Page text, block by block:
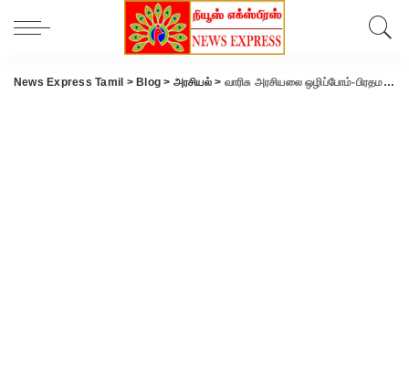
News Express Tamil > Blog > அரசியல்> வாரிசு அரசியலை ஒழிப்போம்-பிரதமர் மோடி உறுதி.!!